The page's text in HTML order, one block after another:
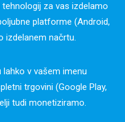
za vas izdelamo
platforme (Android,
izdelanem načrtu.
v vašem imenu
trgovini (Google Play,
tudi monetiziramo.